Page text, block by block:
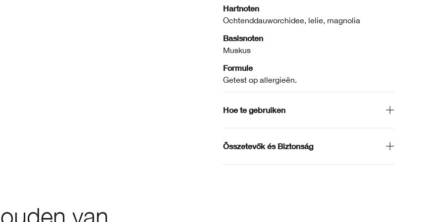
Hartnoten
Ochtenddauworchidee, lelie, magnolia
Basisnoten
Muskus
Formule
Getest op allergieën.
Hoe te gebruiken
Összetevők és Biztonság
van